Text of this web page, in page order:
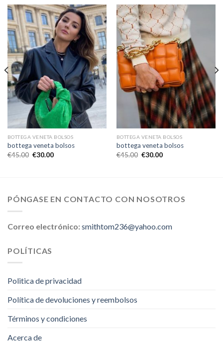
BOTTEGA VENETA BOLSOS
bottega veneta bolsos
€45.00 €30.00
BOTTEGA VENETA BOLSOS
bottega veneta bolsos
€45.00 €30.00
PÓNGASE EN CONTACTO CON NOSOTROS
Correo electrónico:smithtom236@yahoo.com
POLÍTICAS
Politica de privacidad
Política de devoluciones y reembolsos
Términos y condiciones
Acerca de